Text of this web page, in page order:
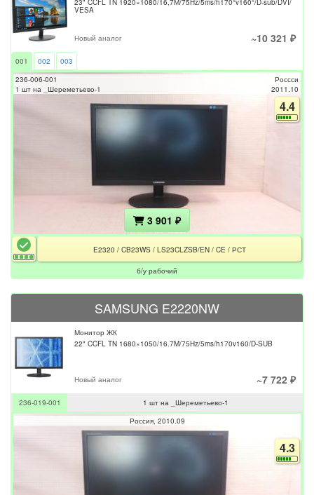
23" CCFL TN 1920×1080/16,7М/75Hz/5ms/h170°v160°/D-sub/DVI/
VESA
Новый аналог ~10 321 ₽
001 002
003
236-006-001
1 шт на _Шереметьево-1
Россси
2011.10
4.4
3 901 ₽
E2320 / CB23WS / LS23CLZSB/EN / CE / РСТ
б/у рабочий
SAMSUNG E2220NW
Монитор ЖК
22" CCFL TN 1680×1050/16.7M/75Hz/5ms/h170v160/D-SUB
Новый аналог ~7 722 ₽
236-019-001
1 шт на _Шереметьево-1
Россия 2010.09
4.3